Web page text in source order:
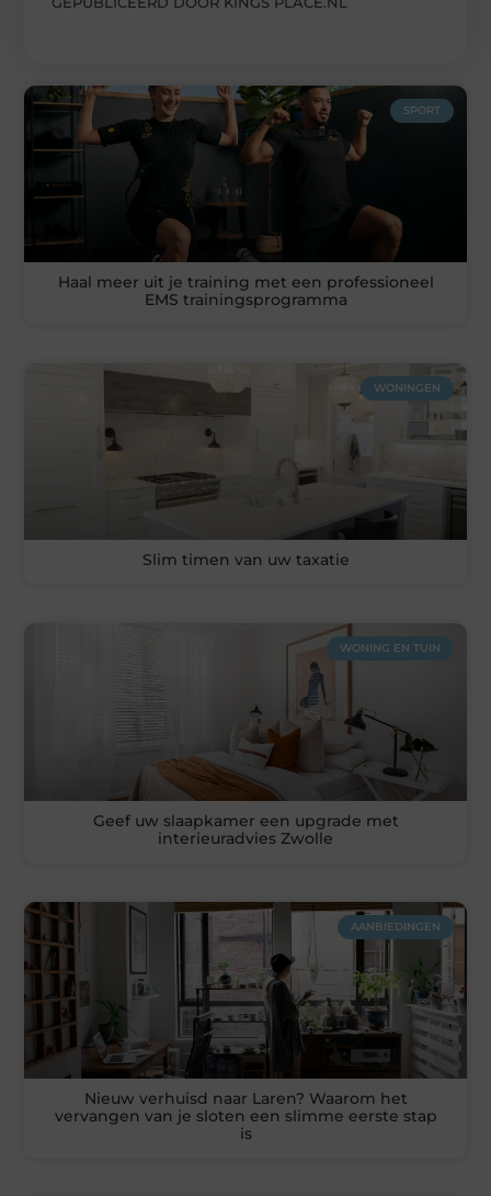
SPORT
Haal meer uit je training met een professioneel
EMS trainingsprogramma
WONINGEN
Slim timen van uw taxatie
WONING EN TUIN
Geef uw slaapkamer een upgrade met
interieuradvies Zwolle
AANBIEDINGEN
Nieuw verhuisd naar Laren? Waarom het
vervangen van je sloten een slimme eerste stap
is